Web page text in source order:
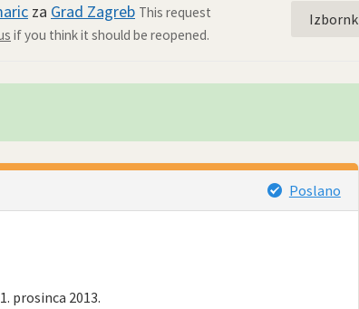
za Grad Zagreb This request
if you think it should be reopened.
Izbornk
Poslano
prosinca 2013.